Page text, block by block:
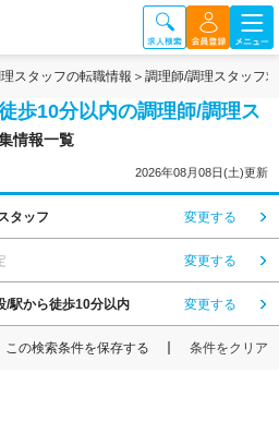
スタッフの転職情報 調理師/調理スタッフ
歩10分以内の調理師/調理ス
情報一覧
2026年08月08日(土)更新
タッフ 変更する
変更する
/駅から徒歩10分以内 変更する
この検索条件を保存する 条件をクリア